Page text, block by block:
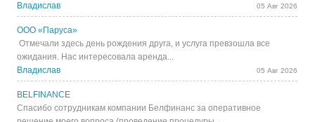
Владислав
05 Авг 2026
ООО «Паруса»
Отмечали здесь день рождения друга, и услуга превзошла все
ожидания. Нас интересовала аренда...
Владислав
05 Авг 2026
BELFINANCE
Спасибо сотрудникам компании Белфинанс за оперативное